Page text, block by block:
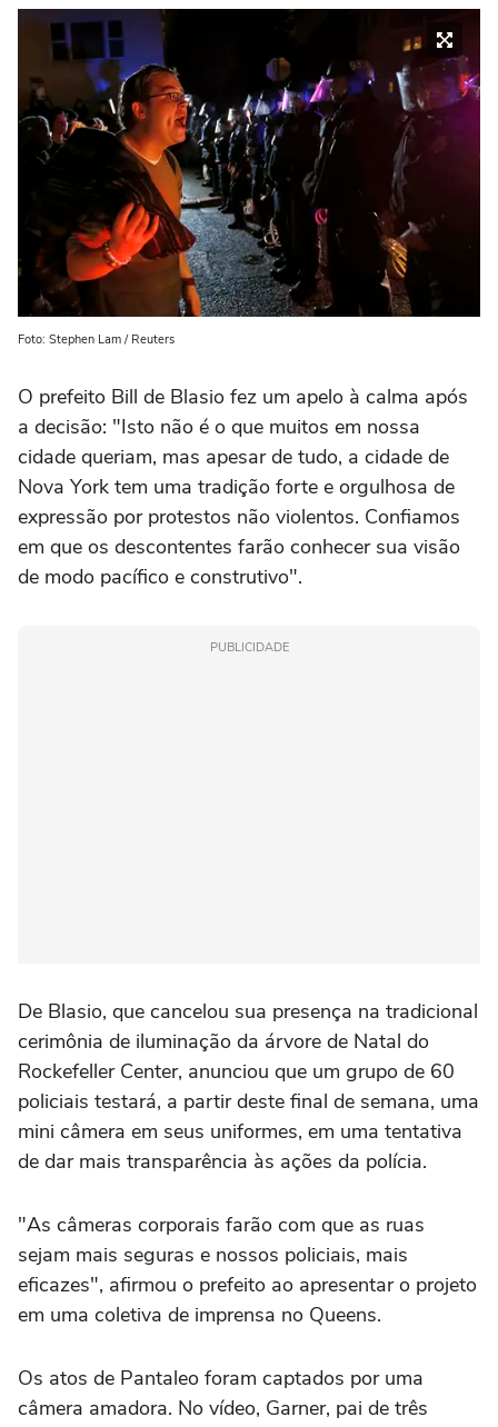
Foto: Stephen Lam / Reuters
O prefeito Bill de Blasio fez um apelo à calma após
a decisão: "Isto não é o que muitos em nossa
cidade queriam, mas apesar de tudo, a cidade de
Nova York tem uma tradição forte e orgulhosa de
expressão por protestos não violentos. Confiamos
em que os descontentes farão conhecer sua visão
de modo pacífico e construtivo".
PUBLICIDADE
De Blasio, que cancelou sua presença na tradicional
cerimônia de iluminação da árvore de Natal do
Rockefeller Center, anunciou que um grupo de 60
policiais testará, a partir deste final de semana, uma
mini câmera em seus uniformes, em uma tentativa
de dar mais transparência às ações da polícia.
"As câmeras corporais farão com que as ruas
sejam mais seguras e nossos policiais, mais
eficazes", afirmou o prefeito ao apresentar o projeto
em uma coletiva de imprensa no Queens.
Os atos de Pantaleo foram captados por uma
câmera amadora. No vídeo, Garner, pai de três